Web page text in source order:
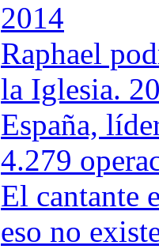
2014
Raphael
la Iglesia.
España,
4.279
El cantante
eso no